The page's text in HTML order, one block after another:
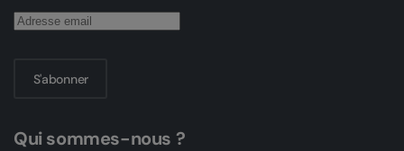
S'abonner
Qui sommes-nous ?